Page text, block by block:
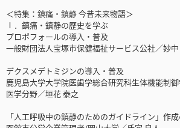
＜特集：鎮痛・鎮静 今昔未来物語＞
Ⅰ．鎮痛・鎮静の歴史を学ぶ
プロポフォールの導入・普及
一般財団法人宝塚市保健福祉サービス公社／妙
デクスメデトミジンの導入・普及
鹿児島大学大学院医歯学総合研究科生体機能制
医学分野／垣花 泰之
「人工呼吸中の鎮静のためのガイドライン」作